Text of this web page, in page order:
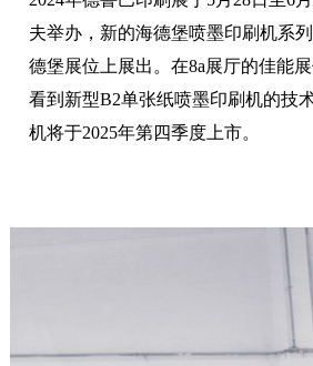
夫举办，新的海德堡喷墨印刷机系
德堡展位上展出。在8a展厅的佳能
看到新型B2单张纸喷墨印刷机的技
机将于2025年第四季度上市。